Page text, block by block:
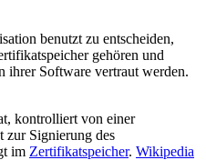
benutzt zu entscheiden,
gehören und
ihrer Software vertraut werden.
kontrolliert von einer
zur Signierung des
im Zertifikatspeicher. Wikipedia